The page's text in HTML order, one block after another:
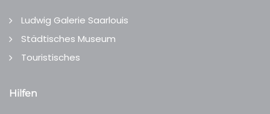
Ludwig Galerie Saarlouis
Städtisches Museum
Touristisches
Hilfen